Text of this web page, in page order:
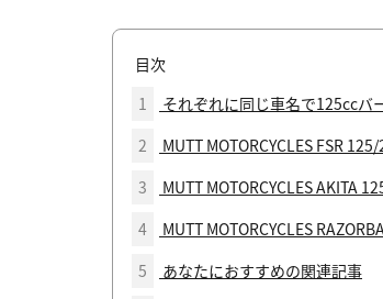
目次
1
それぞれに同じ車名で125ccバ
2
MUTT MOTORCYCLES FSR
3
MUTT MOTORCYCLES AKITA
4
MUTT MOTORCYCLES
5
あなたにおすすめの関連記事